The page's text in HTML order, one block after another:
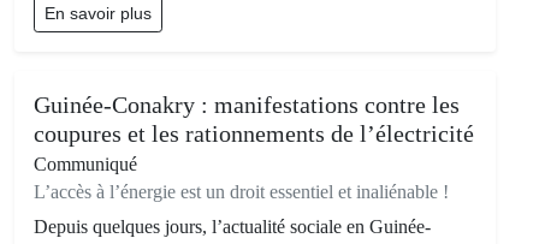
En savoir plus
Guinée-Conakry : manifestations contre les
coupures et les rationnements de l’électricité
Communiqué
L’accès à l’énergie est un droit essentiel et inaliénable !
Depuis quelques jours, l’actualité sociale en Guinée-